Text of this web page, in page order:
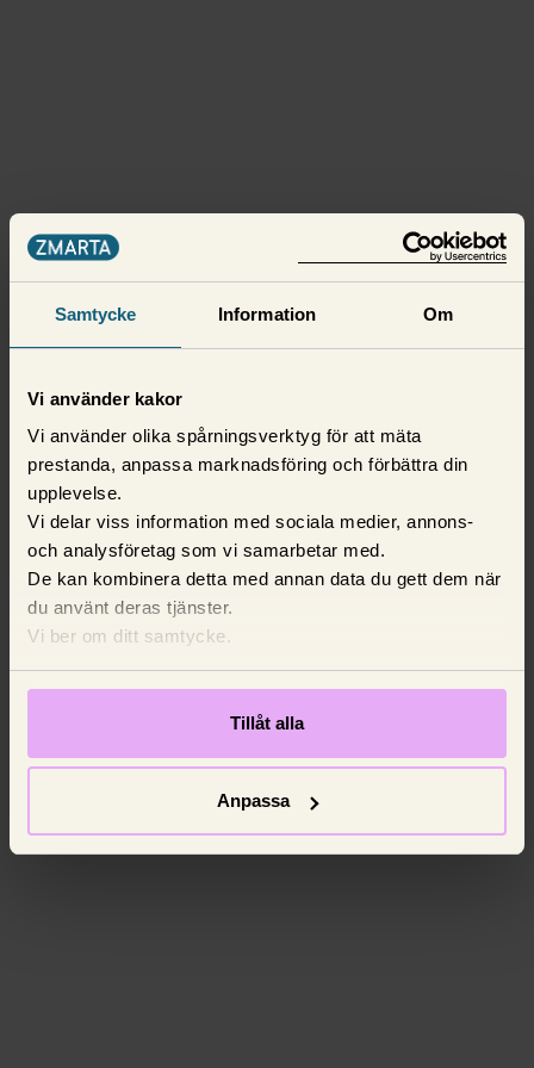
Samtycke Information Om
Vi använder kakor
Vi använder olika spårningsverktyg för att mäta
prestanda, anpassa marknadsföring och förbättra din
upplevelse.
Vi delar viss information med sociala medier, annons-
och analysföretag som vi samarbetar med.
De kan kombinera detta med annan data du gett dem när
du använt deras tjänster.
Vi ber om ditt samtycke.
Tillåt alla
Anpassa